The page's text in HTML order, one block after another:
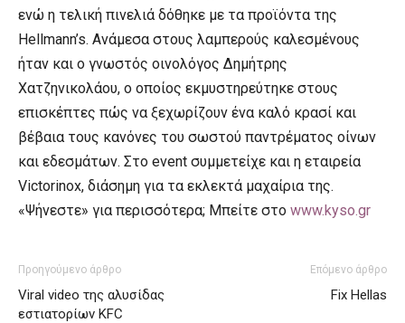
ενώ η τελική πινελιά δόθηκε με τα προϊόντα της
Hellmann’s. Ανάμεσα στους λαμπερούς καλεσμένους
ήταν και ο γνωστός οινολόγος Δημήτρης
Χατζηνικολάου, ο οποίος εκμυστηρεύτηκε στους
επισκέπτες πώς να ξεχωρίζουν ένα καλό κρασί και
βέβαια τους κανόνες του σωστού παντρέματος οίνων
και εδεσμάτων. Στο event συμμετείχε και η εταιρεία
Victorinox, διάσημη για τα εκλεκτά μαχαίρια της.
«Ψήνεστε» για περισσότερα; Μπείτε στο www.kyso.gr
Προηγούμενο άρθρο
Viral video της αλυσίδας
εστιατορίων KFC
Επόμενο άρθρο
Fix Hellas